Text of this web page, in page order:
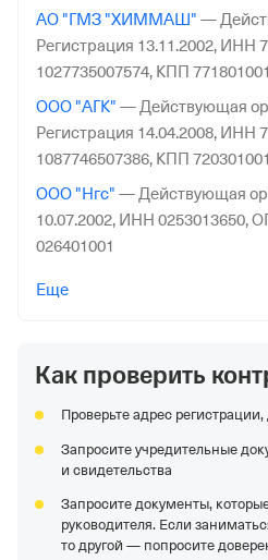
АО "ГМЗ "ХИММАШ" —
Регистрация 13.11.2002, ИНН
1027735007574, КПП 771801001
ООО "АГК" — Действующая
Регистрация 14.04.2008, ИНН
1087746507386, КПП 720301001
ООО "Нгс" — Действующая
10.07.2002, ИНН 0253013650,
026401001
ООО Нпф "Металлимпресс"
АО "Ав-Технология"—
1057748923748,КПП
ООО
"ИСКРА" —
30.06.2017,ИНН 7703429621,
770701001
Еще
Как проверить
Проверьте адрес
Запросите учредительные
и свидетельства
Запросите документы,
руководителя. Если
то другой — попросите